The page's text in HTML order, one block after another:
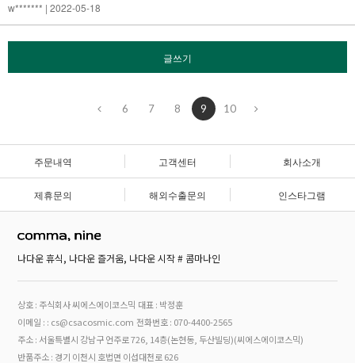
w******* | 2022-05-18
글쓰기
6 7 8 9 10
주문내역 고객센터 회사소개
제휴문의 해외수출문의 인스타그램
나다운 휴식, 나다운 즐거움, 나다운 시작 # 콤마나인
상호 : 주식회사 씨에스에이코스믹 대표 : 박정훈
이메일 : : cs@csacosmic.com 전화번호 : 070-4400-2565
주소 : 서울특별시 강남구 언주로 726, 14층(논현동, 두산빌딩)(씨에스에이코스믹)
반품주소 : 경기 이천시 호법면 이섭대천로 626